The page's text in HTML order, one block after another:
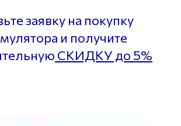
заявку на покупку
и получите
СКИДКУ до 5%